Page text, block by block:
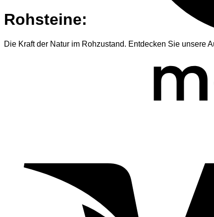
Rohsteine:
Die Kraft der Natur im Rohzustand. Entdecken Sie unsere